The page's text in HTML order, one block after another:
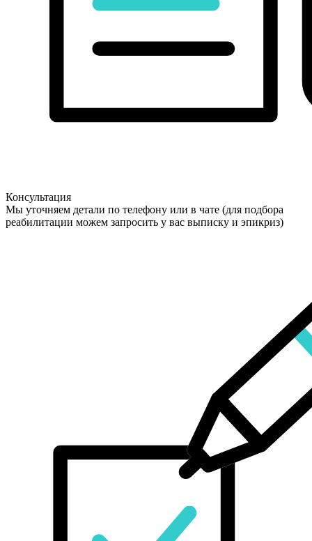
Консультация
Мы уточняем детали по телефону или в чате (для подбора
реабилитации можем запросить у вас выписку и эпикриз)